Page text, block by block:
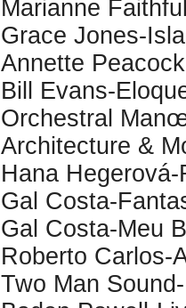
Marianne
Grace Jones-
Annette
Bill Evans-
Orchestral
Architecture &
Hana
Gal Costa-
Gal Costa-Meu
Roberto Carlos-
Two Man